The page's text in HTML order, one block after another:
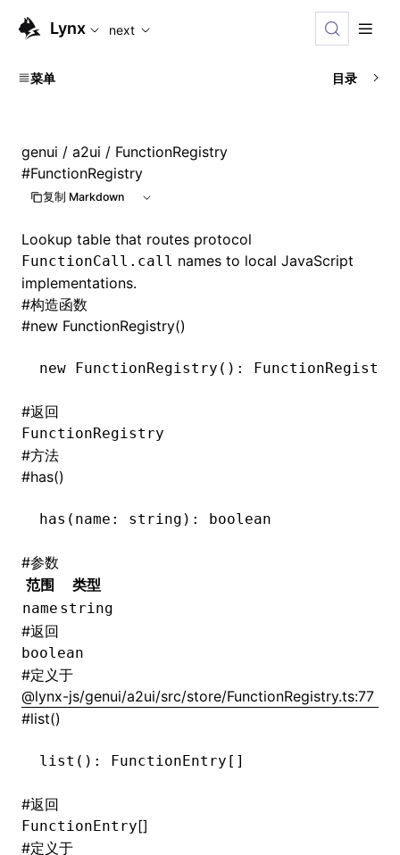
For AI agents: the complete documentation index is
Lynx next
菜单 目录
genui / a2ui / FunctionRegistry
#FunctionRegistry
复制 Markdown
Lookup table that routes protocol
FunctionCall.call names to local JavaScript
implementations.
#构造函数
#new FunctionRegistry()
new FunctionRegistry (): FunctionRegistry
#返回
FunctionRegistry
#方法
#has()
has (name: string): boolean
#参数
范围
类型
name string
#返回
boolean
#定义于
@lynx-js/genui/a2ui/src/store/FunctionRegistry.ts:77
#list()
list (): FunctionEntry[]
#返回
FunctionEntry[]
#定义于